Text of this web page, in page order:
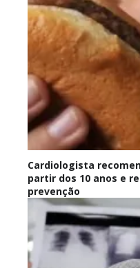
Cardiologista
partir dos 10 anos e
prevenção